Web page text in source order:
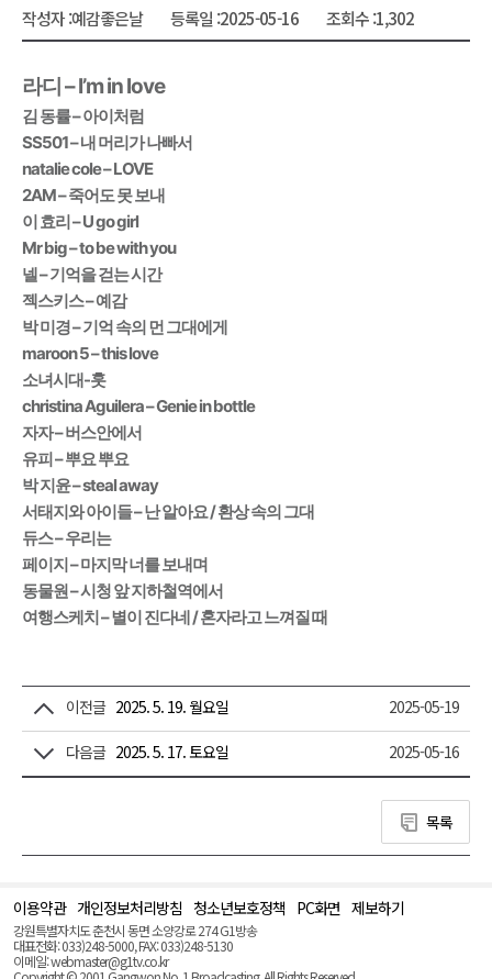
작성자 :예감좋은날 등록일 :2025-05-16 조회수 :1,302
라디 – I’m in love
김 동률 – 아이처럼
SS501 – 내 머리가 나빠서
natalie cole – LOVE
2AM – 죽어도 못 보내
이 효리 – U go girl
Mr big – to be with you
넬 – 기억을 걷는 시간
젝스키스 – 예감
박 미경 – 기억 속의 먼 그대에게
maroon 5 – this love
소녀시대-훗
christina Aguilera – Genie in bottle
자자 – 버스안에서
유피 – 뿌요 뿌요
박 지윤 – steal away
서태지와 아이들 – 난 알아요 / 환상 속의 그대
듀스 – 우리는
페이지 – 마지막 너를 보내며
동물원 – 시청 앞 지하철역에서
여행스케치 – 별이 진다네 / 혼자라고 느껴질 때
이전글 2025. 5. 19. 월요일 2025-05-19
다음글 2025. 5. 17. 토요일 2025-05-16
목록
이용약관 개인정보처리방침 청소년보호정책 PC화면 제보하기
강원특별자치도 춘천시 동면 소양강로 274 G1방송
대표전화: 033)248-5000, FAX: 033)248-5130
이메일: webmaster@g1tv.co.kr